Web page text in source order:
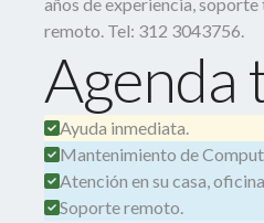
remoto. Tel: 312 3043756.
Agenda
Ayuda inmediata.
Mantenimiento de
Atención en su casa,
Soporte remoto.